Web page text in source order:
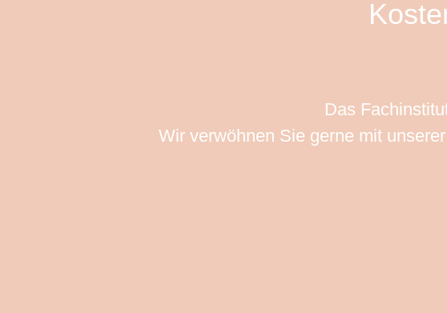
Das
Wir verwöhnen Sie gerne mit